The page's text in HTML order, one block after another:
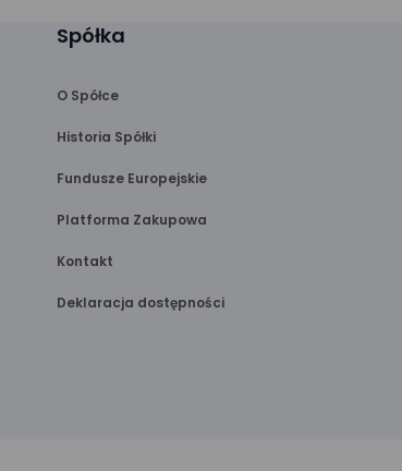
Spółka
O Spółce
Historia Spółki
Fundusze Europejskie
Platforma Zakupowa
Kontakt
Deklaracja dostępności